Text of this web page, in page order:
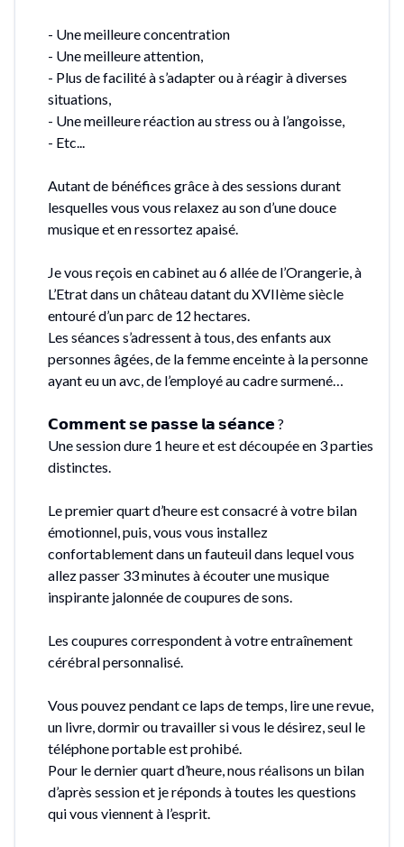
- Une meilleure concentration
- Une meilleure attention,
- Plus de facilité à s’adapter ou à réagir à diverses
situations,
- Une meilleure réaction au stress ou à l’angoisse,
- Etc...
Autant de bénéfices grâce à des sessions durant
lesquelles vous vous relaxez au son d’une douce
musique et en ressortez apaisé.
Je vous reçois en cabinet au 6 allée de l’Orangerie, à
L’Etrat dans un château datant du XVIIème siècle
entouré d’un parc de 12 hectares.
Les séances s’adressent à tous, des enfants aux
personnes âgées, de la femme enceinte à la personne
ayant eu un avc, de l’employé au cadre surmené…
𝗖𝗼𝗺𝗺𝗲𝗻𝘁 𝘀𝗲 𝗽𝗮𝘀𝘀𝗲 𝗹𝗮 𝘀𝗲́𝗮𝗻𝗰𝗲 ?
Une session dure 1 heure et est découpée en 3 parties
distinctes.
Le premier quart d’heure est consacré à votre bilan
émotionnel, puis, vous vous installez
confortablement dans un fauteuil dans lequel vous
allez passer 33 minutes à écouter une musique
inspirante jalonnée de coupures de sons.
Les coupures correspondent à votre entraînement
cérébral personnalisé.
Vous pouvez pendant ce laps de temps, lire une revue,
un livre, dormir ou travailler si vous le désirez, seul le
téléphone portable est prohibé.
Pour le dernier quart d’heure, nous réalisons un bilan
d’après session et je réponds à toutes les questions
qui vous viennent à l’esprit.